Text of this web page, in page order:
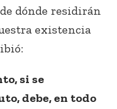
dónde residirán
existencia
si se
debe, en todo